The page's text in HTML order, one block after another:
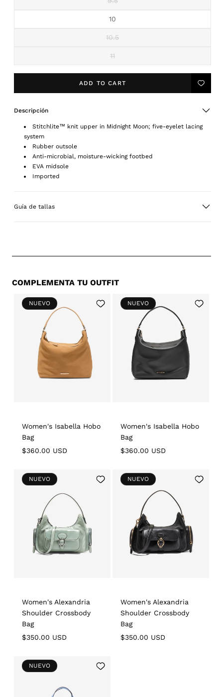
Variant
out
or
10
10.5Variant
out
or
11Variant
out
or
unavailable
ADD TO CART
Add
to
Descripción
Stitchlite™ knit upper in Midnight Moon; five-eyelet lacing
system
Rubber outsole
Anti-microbial, moisture-wicking footbed
EVA midsole
Imported
Guía de tallas
COMPLEMENTA TU OUTFIT
Add
to
NUEVO
Women's Isabella Hobo
Bag
Regular
$360.00 USD
Add
to
NUEVO
Women's Isabella Hobo
Bag
Regular
$360.00 USD
Add
to
NUEVO
Women's Alexandria
Shoulder Crossbody
Bag
Regular
$350.00 USD
Add
to
NUEVO
Women's Alexandria
Shoulder Crossbody
Bag
Regular
$350.00 USD
Add
to
NUEVO